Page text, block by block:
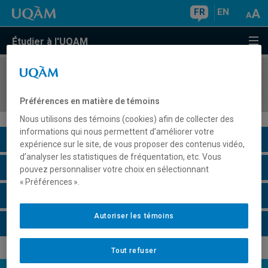
FR EN
Étudier à l'UQAM
COURS//
Description du cours
Horaire - Été 2026
Préférences en matière de témoins
Nous utilisons des témoins (cookies) afin de collecter des
informations qui nous permettent d’améliorer votre
expérience sur le site, de vous proposer des contenus vidéo,
d’analyser les statistiques de fréquentation, etc. Vous
pouvez personnaliser votre choix en sélectionnant
« Préférences ».
Tout refuser
Autoriser les témoins